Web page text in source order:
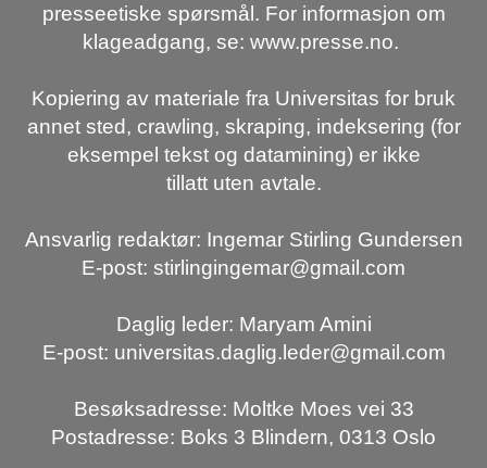
presseetiske spørsmål. For informasjon om
klageadgang, se: www.presse.no.
Kopiering av materiale fra Universitas for bruk
annet sted, crawling, skraping, indeksering (for
eksempel tekst og datamining) er ikke
tillatt uten avtale.
Ansvarlig redaktør: Ingemar Stirling Gundersen
E-post: stirlingingemar@gmail.com
Daglig leder: Maryam Amini
E-post: universitas.daglig.leder@gmail.com
Besøksadresse: Moltke Moes vei 33
Postadresse: Boks 3 Blindern, 0313 Oslo